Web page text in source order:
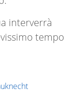
interverrà
tempo